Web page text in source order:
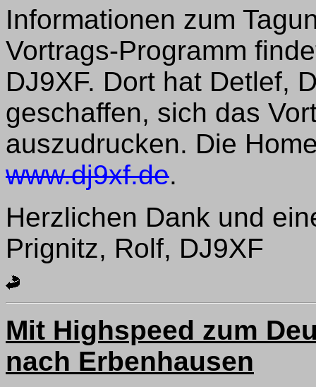
Informationen zum
Vortrags-Programm
DJ9XF. Dort hat Detlef,
geschaffen, sich das
auszudrucken. Die
www.dj9xf.de.
Herzlichen Dank und
Prignitz, Rolf, DJ9XF
Mit Highspeed zum
nach Erbenhausen